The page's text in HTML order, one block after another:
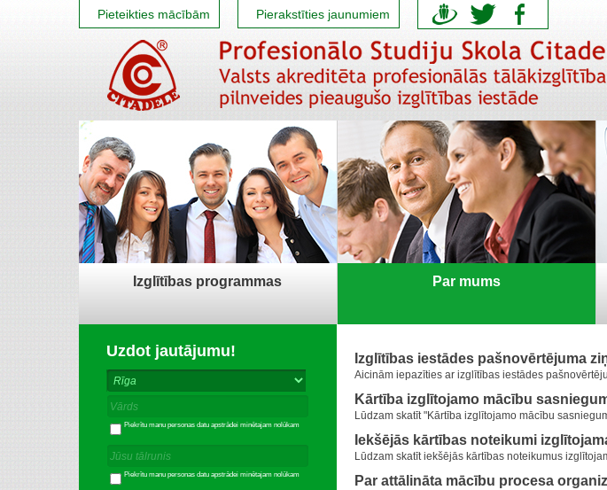
Pieteikties mācībām Pierakstīties jaunumiem
Izglītības programmas Par mums
Uzdot jautājumu!
Piekrītu manu personas datu apstrādei minētajam nolūkam
Piekrītu manu personas datu apstrādei minētajam nolūkam
Izglītības iestādes pašnovērtējuma
Aicinām iepazīties ar izglītības iestādes
Kārtība izglītojamo mācību
Lūdzam skatīt "Kārtība izglītojamo mācību
Iekšējās kārtības noteikumi
Lūdzam skatīt iekšējās kārtības noteikumus
Par attālināta mācību procesa